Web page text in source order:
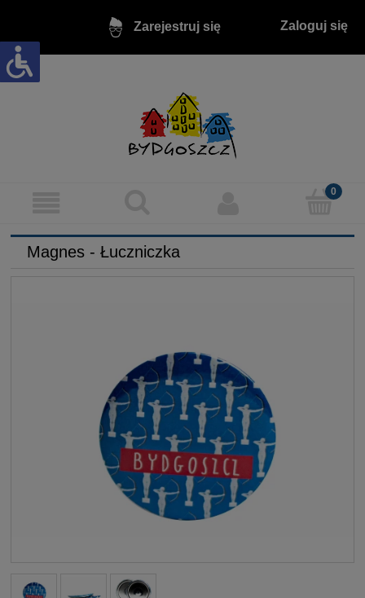
Zarejestruj się Zaloguj się
Magnes - Łuczniczka